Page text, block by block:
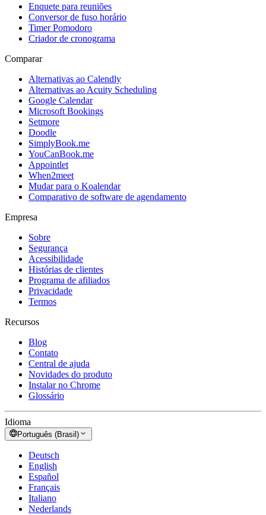
Enquete para reuniões
Conversor de fuso horário
Timer Pomodoro
Criador de cronograma
Comparar
Alternativas ao Calendly
Alternativas ao Acuity Scheduling
Google Calendar
Microsoft Bookings
Setmore
Doodle
SimplyBook.me
YouCanBook.me
Appointlet
When2meet
Mudar para o Koalendar
Comparativo de software de agendamento
Empresa
Sobre
Segurança
Acessibilidade
Histórias de clientes
Programa de afiliados
Privacidade
Termos
Recursos
Blog
Contato
Central de ajuda
Novidades do produto
Instalar no Chrome
Glossário
Idioma
Português (Brasil)
Deutsch
English
Español
Français
Italiano
Nederlands